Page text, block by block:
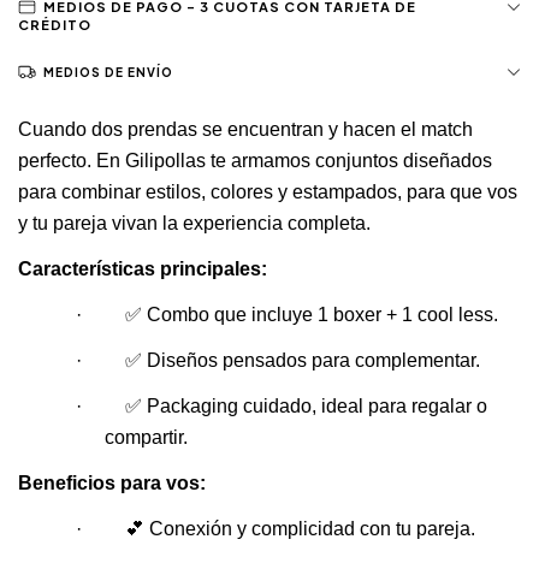
MEDIOS DE ENVÍO
Cuando dos prendas se encuentran y hacen el match
perfecto. En Gilipollas te armamos conjuntos diseñados
para combinar estilos, colores y estampados, para que vos
y tu pareja vivan la experiencia completa.
Características principales:
·         ✅ Combo que incluye 1 boxer + 1 cool less.
·         ✅ Diseños pensados para complementar.
·         ✅ Packaging cuidado, ideal para regalar o
compartir.
Beneficios para vos:
·         💕 Conexión y complicidad con tu pareja.